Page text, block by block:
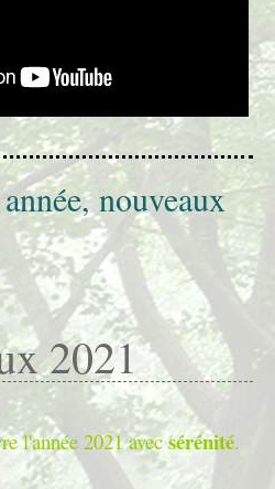
nouveaux
2021
l'année 2021 avec sérénité.